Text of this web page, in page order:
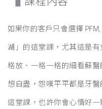
如果你的客戶只會選擇
湖」的這堂課，尤其這是
格放、一格一格的細看蘇
想自盡，怨嘆平平都是牙
這堂課，也許你會心情好